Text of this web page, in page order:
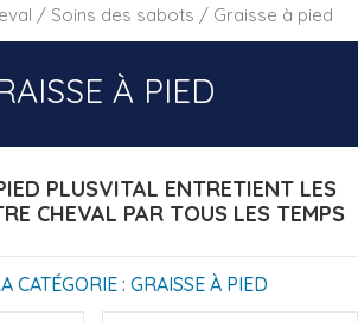
/ Soins des sabots / Graisse à pied
À PIED
PLUSVITAL ENTRETIENT LES
CHEVAL PAR TOUS LES TEMPS
CATÉGORIE : GRAISSE À PIED